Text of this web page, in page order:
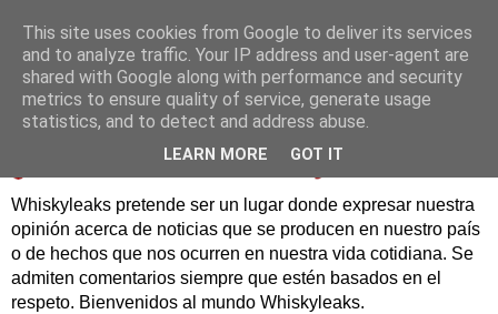
Whiskyleaks pretende ser un lugar donde expresar nuestra
opinión acerca de noticias que se producen en nuestro país
o de hechos que nos ocurren en nuestra vida cotidiana. Se
admiten comentarios siempre que estén basados en el
respeto. Bienvenidos al mundo Whiskyleaks.
This site uses cookies from Google to deliver its services
and to analyze traffic. Your IP address and user-agent are
shared with Google along with performance and security
metrics to ensure quality of service, generate usage
statistics, and to detect and address abuse.
LEARN MORE GOT IT